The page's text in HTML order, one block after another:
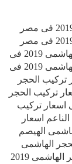
اسعار الحجر الهاشمى اسعار الحجر الهاشمى 2019 فى مصر
اسعار الحجر الهاشمى اسعار الحجر الهاشمى 2019 فى مصر
اسعار الحجر الهاشمى 2019 مصر اسعار الحجر الهاشمى 2019 فى
مصر اسعار الحجر الهاشمى مصر اسعار الحجر الهاشمى 2019 فى
الحجر الهاشمى 2019 اسعار تركيب الحجر
تركيب الحجر
اسعار تركيب
اسعار
الهيصم
الهاشمى
التجمع اسعار تركيب الحجر الهاشمى اسعار الحجر الهاشمى 2019